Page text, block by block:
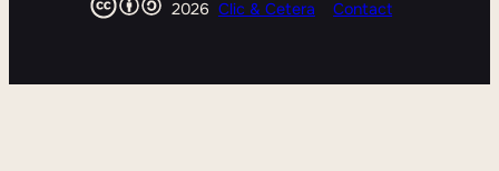
2026 Clic & Cetera Contact